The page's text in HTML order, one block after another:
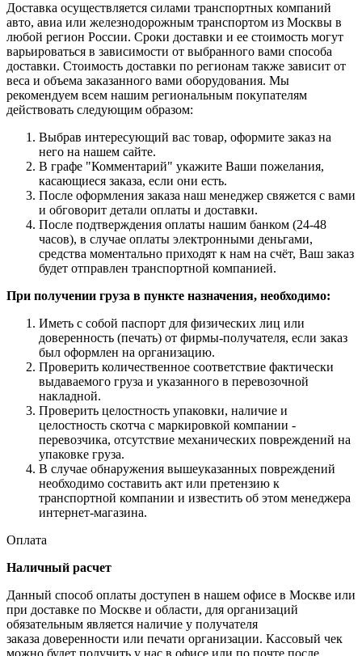
Доставка осуществляется силами транспортных компаний
авто, авиа или железнодорожным транспортом из Москвы в
любой регион России. Сроки доставки и ее стоимость могут
варьироваться в зависимости от выбранного вами способа
доставки. Стоимость доставки по регионам также зависит от
веса и объема заказанного вами оборудования. Мы
рекомендуем всем нашим региональным покупателям
действовать следующим образом:
Выбрав интересующий вас товар, оформите заказ на
него на нашем сайте.
В графе "Комментарий" укажите Ваши пожелания,
касающиеся заказа, если они есть.
После оформления заказа наш менеджер свяжется с вами
и обговорит детали оплаты и доставки.
После подтверждения оплаты нашим банком (24-48
часов), в случае оплаты электронными деньгами,
средства моментально приходят к нам на счёт, Ваш заказ
будет отправлен транспортной компанией.
При получении груза в пункте назначения, необходимо:
Иметь с собой паспорт для физических лиц или
доверенность (печать) от фирмы-получателя, если заказ
был оформлен на организацию.
Проверить количественное соответствие фактически
выдаваемого груза и указанного в перевозочной
накладной.
Проверить целостность упаковки, наличие и
целостность скотча с маркировкой компании -
перевозчика, отсутствие механических повреждений на
упаковке груза.
В случае обнаружения вышеуказанных повреждений
необходимо составить акт или претензию к
транспортной компании и известить об этом менеджера
интернет-магазина.
Оплата
Наличный расчет
Данный способ оплаты доступен в нашем офисе в Москве или
при доставке по Москве и области, для организаций
обязательным является наличие у получателя
заказа доверенности или печати организации. Кассовый чек